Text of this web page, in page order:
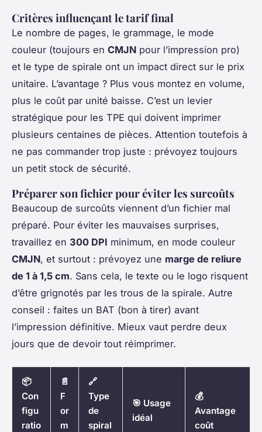
Critères influençant le tarif final
Le nombre de pages, le grammage, le mode
couleur (toujours en CMJN pour l’impression pro)
et le type de spirale ont un impact direct sur le prix
unitaire. L’avantage ? Plus vous montez en volume,
plus le coût par unité baisse. C’est un levier
stratégique pour les TPE qui doivent imprimer
plusieurs centaines de pièces. Attention toutefois à
ne pas commander trop juste : prévoyez toujours
un petit stock de sécurité.
Préparer son fichier pour éviter les surcoûts
Beaucoup de surcoûts viennent d’un fichier mal
préparé. Pour éviter les mauvaises surprises,
travaillez en 300 DPI minimum, en mode couleur
CMJN, et surtout : prévoyez une marge de reliure
de 1 à 1,5 cm. Sans cela, le texte ou le logo risquent
d’être grignotés par les trous de la spirale. Autre
conseil : faites un BAT (bon à tirer) avant
l’impression définitive. Mieux vaut perdre deux
jours que de devoir tout réimprimer.
📦
Con
figu
ratio
📄
F
or
m
🔗
Type
de
spiral
🎯 Usage
idéal
💰
Avantage
coût